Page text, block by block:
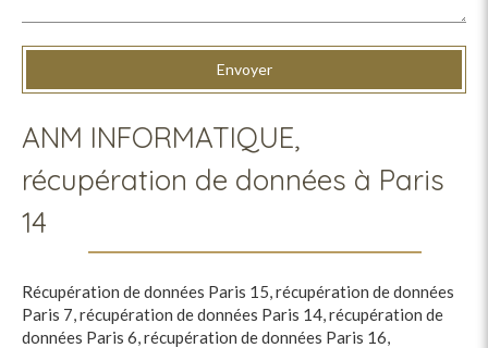
Envoyer
ANM INFORMATIQUE,
récupération de données à Paris
14
Récupération de données Paris 15,récupération de données
Paris 7,récupération de données Paris 14,récupération de
données Paris 6,récupération de données Paris 16,